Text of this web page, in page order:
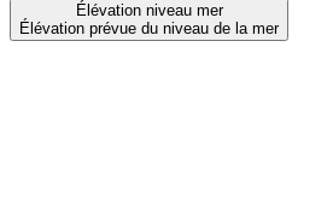
Élévation niveau mer
Élévation prévue du niveau de la mer